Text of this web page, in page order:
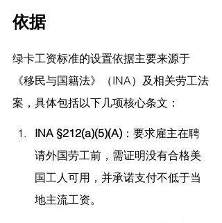
依据
绿卡工资标准的设置依据主要来源于
《移民与国籍法》（INA）及相关劳工法
案，具体包括以下几项核心条文：
INA §212(a)(5)(A) ：要求雇主在聘
请外国劳工前，需证明没有合格美
国工人可用，并承诺支付不低于当
地主流工资。